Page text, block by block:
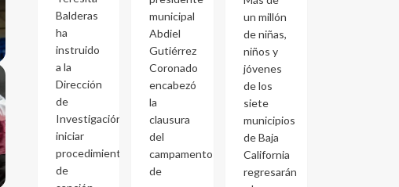
Balderas
ha
instruido
a la
Dirección
de
Investigación
iniciar
procedimientos
de
municipal
Abdiel
Gutiérrez
Coronado
encabezó
la
clausura
del
campamento
de
un millón
de niñas,
niños y
jóvenes
de los
siete
municipios
de Baja
California
regresarán